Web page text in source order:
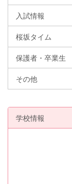
入試情報
桜坂タイム
保護者・卒業生
その他
学校情報